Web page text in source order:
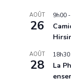
AOÛT
26
9h00 -
AOÛT
28
18h30
La